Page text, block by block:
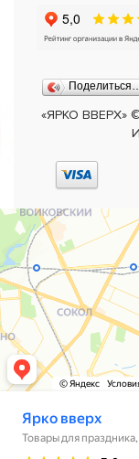
«ЯРКО ВВЕРХ»